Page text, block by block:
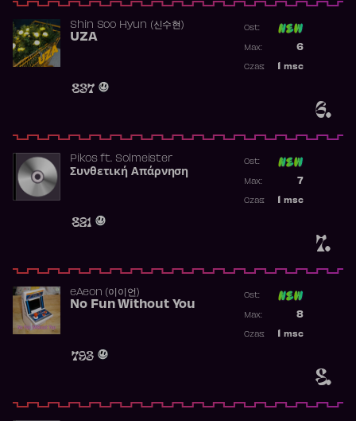
6.
Shin Soo Hyun (신수현)
UZA
837
Ost:
6
Max:
msc
Czas:
7.
Pikosft. Solmeister
Συνθετική Απάρνηση
821
Ost:
7
Max:
msc
Czas:
8.
​eAeon (이이언)
No Fun Without You
793
Ost:
8
Max:
msc
Czas: